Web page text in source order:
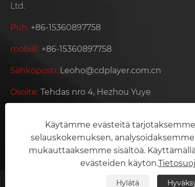
Ltd.
Puh: +86-15360897758
mobiili: +86-15360897758
Sähköposti: Leoho@cdplayer.com.cn
Osoite: Tehdas nro 4, Hezhou Yuye
Community, Baoan District, Shenzhen
City, Guangdongin maakunta, Kiina
Käytämme evästeitä
selauskokemuksen,
mukauttaaksemme sisältöä.
evästeiden käytön.
Hylätä